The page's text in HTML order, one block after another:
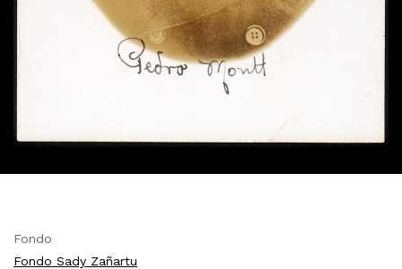
Fondo
Fondo Sady Zañartu